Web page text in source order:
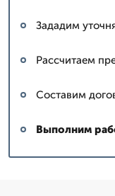
Зададим
Рассчитаем
Составим
Выполним